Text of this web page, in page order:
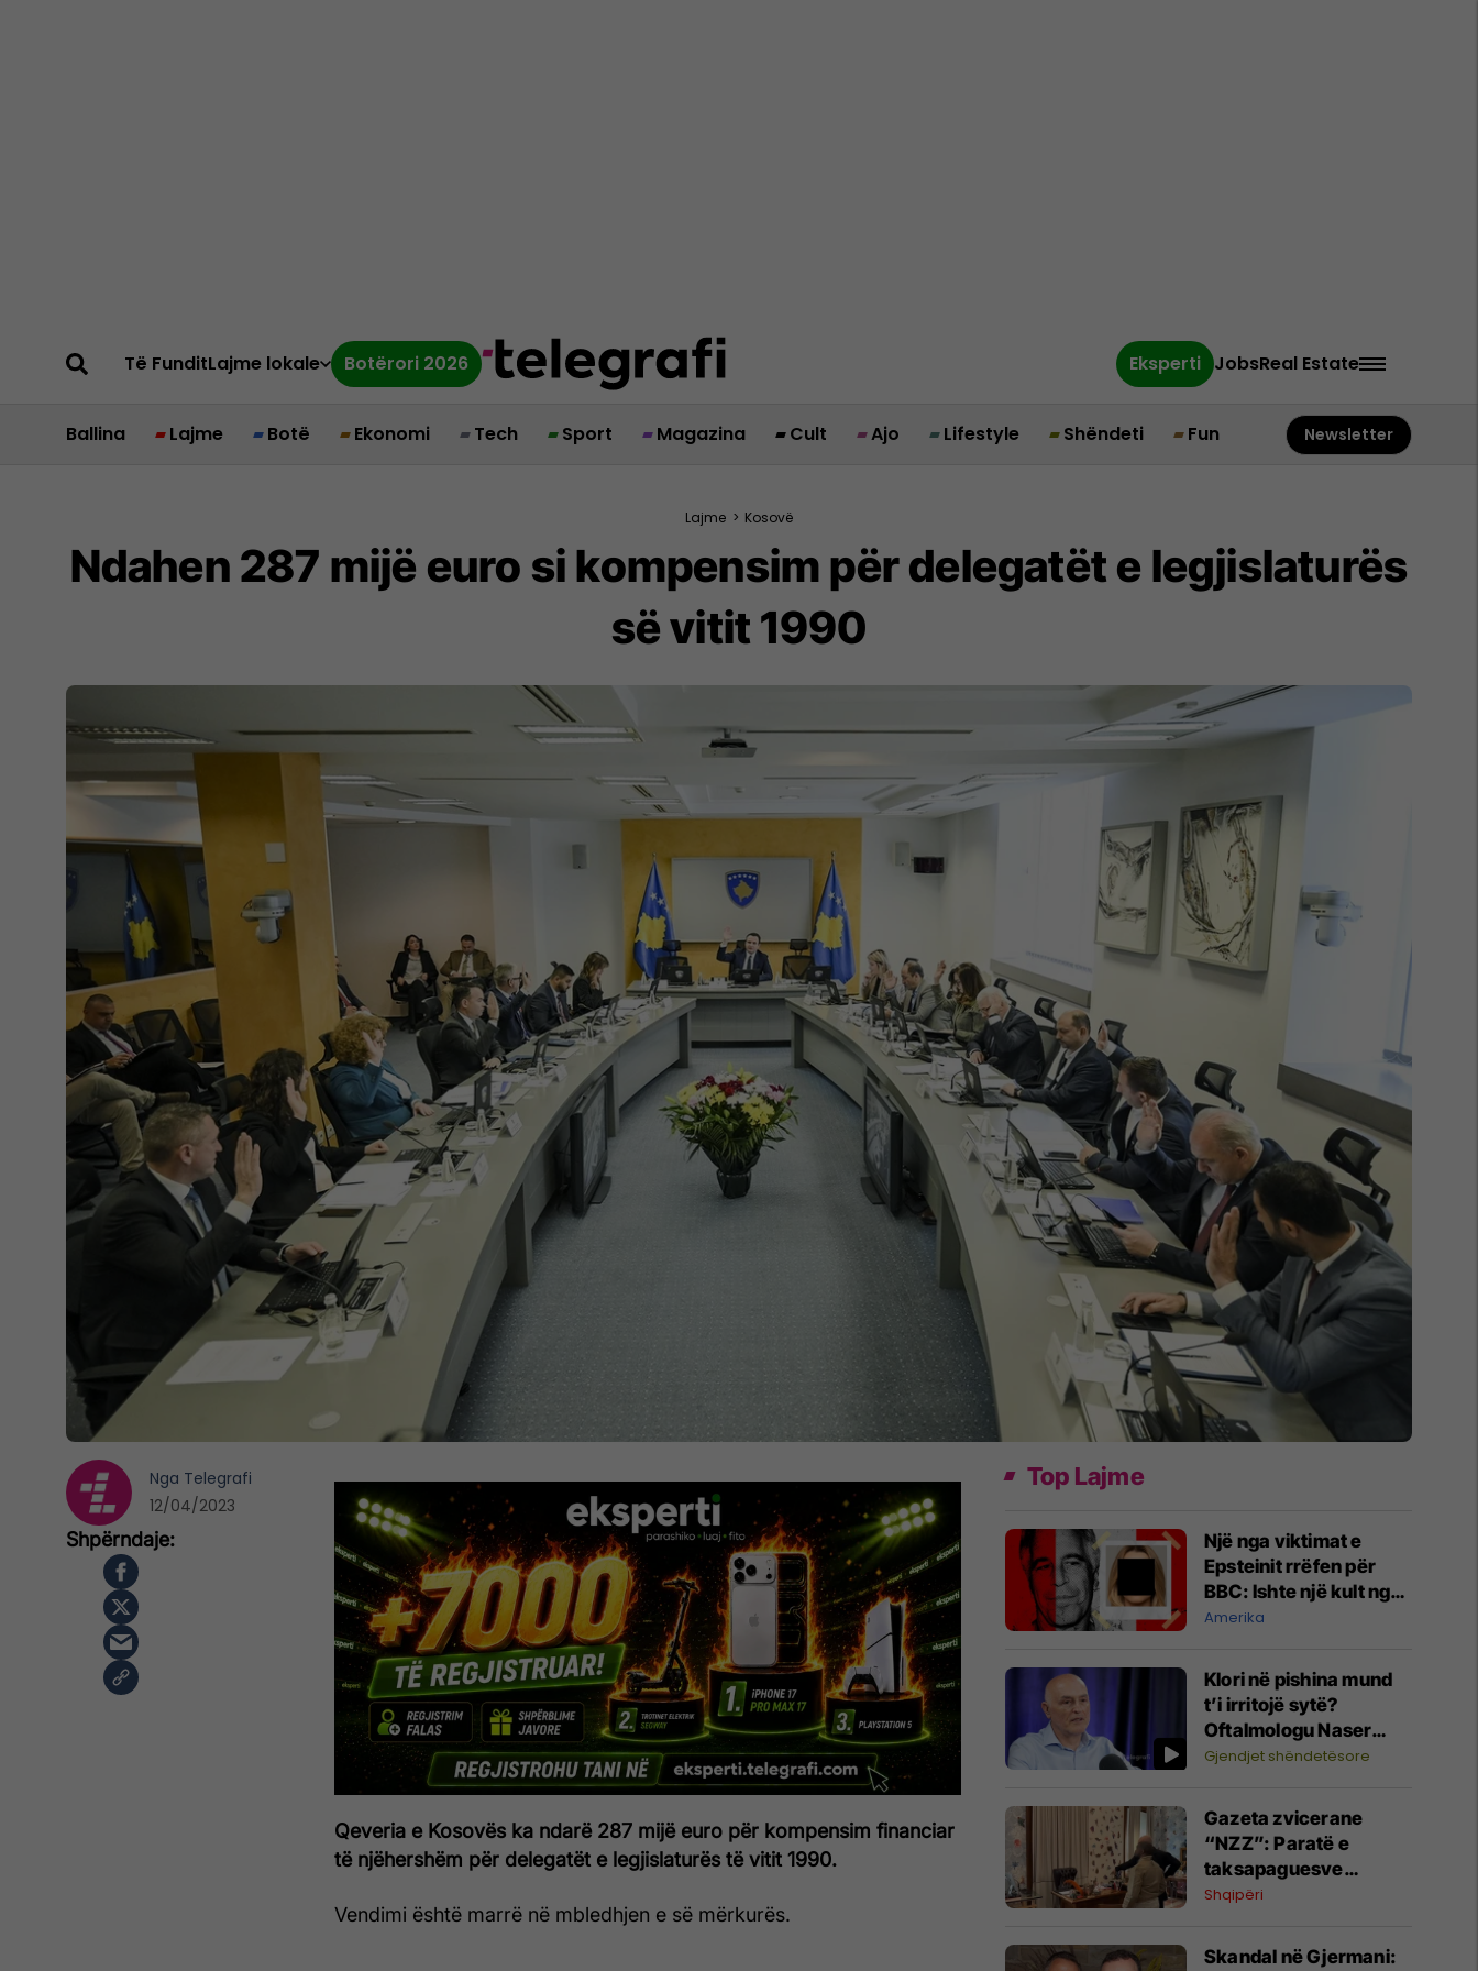
Të FunditLajme lokale Botërori 2026 Eksperti JobsReal Estate
Ballina Lajme Botë Ekonomi Tech Sport Magazina Cult Ajo Lifestyle Shëndeti Fun Newsletter
Lajme > Kosovë
Ndahen 287 mijë euro si kompensim për delegatët e legjislaturës
së vitit 1990
Qeveria e Kosovës ka ndarë 287 mijë euro për kompensim financiar
të njëhershëm për delegatët e legjislaturës të vitit 1990.
Vendimi është marrë në mbledhjen e së mërkurës.
Nga Telegrafi
12/04/2023
Top Lajme
Një nga viktimat e
Epsteinit rrëfen për
BBC: Ishte një kult nga i
cili nuk kishte
Amerika
Klori në pishina mund
t’i irritojë sytë?
Oftalmologu Naser
Salihu tregon si të
Gjendjet shëndetësore
Gazeta zvicerane
“NZZ”: Paratë e
taksapaguesve
shqiptarë për Kanye
skandaleve ndez edhe
Shqipëri
Skandal në Gjermani: